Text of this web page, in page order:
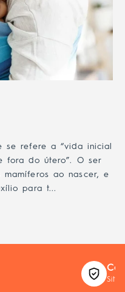
se refere a “vida inicial
fora do útero”. O ser
mamíferos ao nascer, e
para t...
Site